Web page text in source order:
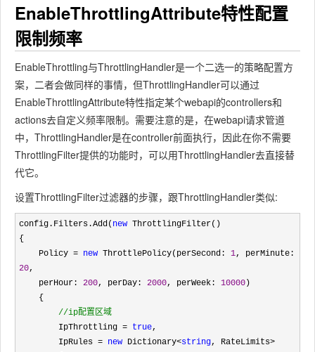
EnableThrottlingAttribute特性配置
限制频率
EnableThrottling与ThrottlingHandler是一个二选一的策略配置方
案，二者会做同样的事情，但ThrottlingHandler可以通过
EnableThrottlingAttribute特性指定某个webapi的controllers和
actions去自定义频率限制。需要注意的是，在webapi请求管道
中，ThrottlingHandler是在controller前面执行，因此在你不需要
ThrottlingFilter提供的功能时，可以用ThrottlingHandler去直接替
代它。
设置ThrottlingFilter过滤器的步骤，跟ThrottlingHandler类似:
config.Filters.Add( new ThrottlingFilter()
{
    Policy
= new ThrottlePolicy(perSecond: 1
20,
    perHour:
200, perDay: 2000, perWeek: 10000 )
//ip配置区域
        IpThrottling =
true,
        IpRules
= new Dictionary<string, RateLimits>